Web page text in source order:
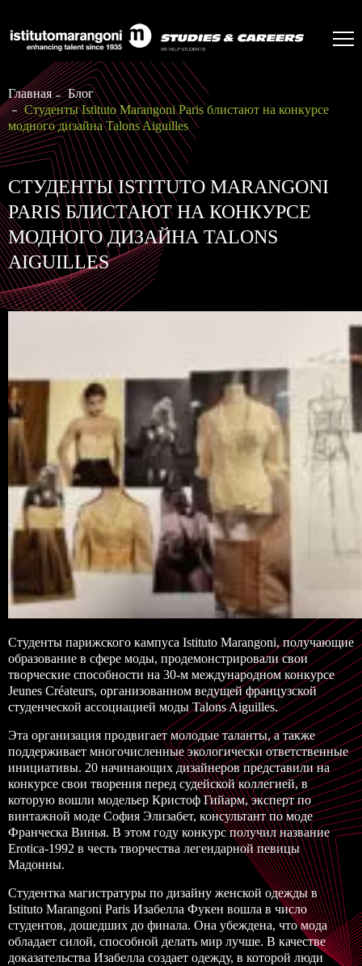
Главная
Блог
Студенты Istituto Marangoni Paris блистают на конкурсе
модного дизайна Talons Aiguilles
СТУДЕНТЫ ISTITUTO MARANGONI
PARIS БЛИСТАЮТ НА КОНКУРСЕ
МОДНОГО ДИЗАЙНА TALONS
AIGUILLES
Студенты парижского кампуса Istituto Marangoni, получающие
образование в сфере моды, продемонстрировали свои
творческие способности на 30-м международном конкурсе
Jeunes Créateurs, организованном ведущей французской
студенческой ассоциацией моды Talons Aiguilles.
Эта организация продвигает молодые таланты, а также
поддерживает многочисленные экологически ответственные
инициативы. 20 начинающих дизайнеров представили на
конкурсе свои творения перед судейской коллегией, в
которую вошли модельер Кристоф Гийарм, эксперт по
винтажной моде София Элизабет, консультант по моде
Франческа Винья. В этом году конкурс получил название
Erotica-1992 в честь творчества легендарной певицы
Мадонны.
Студентка магистратуры по дизайну женской одеждыв
Istituto Marangoni Paris Изабелла Фукен вошла в число
студентов, дошедших до финала. Она убеждена, что мода
обладает силой, способной делать мир лучше. В качестве
доказательства Изабелла создает одежду, в которой люди